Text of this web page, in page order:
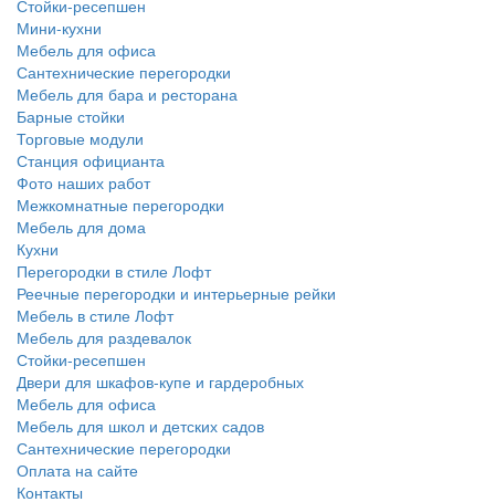
Стойки-ресепшен
Мини-кухни
Мебель для офиса
Сантехнические перегородки
Мебель для бара и ресторана
Барные стойки
Торговые модули
Станция официанта
Фото наших работ
Межкомнатные перегородки
Мебель для дома
Кухни
Перегородки в стиле Лофт
Реечные перегородки и интерьерные рейки
Мебель в стиле Лофт
Мебель для раздевалок
Стойки-ресепшен
Двери для шкафов-купе и гардеробных
Мебель для офиса
Мебель для школ и детских садов
Сантехнические перегородки
Оплата на сайте
Контакты